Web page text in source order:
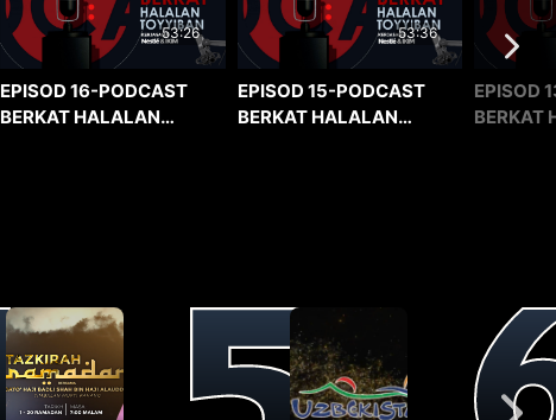
53:26
EPISOD 16-PODCAST
BERKAT HALALAN
53:36
EPISOD 15-PODCAST
BERKAT HALALAN
EPISOD
BERKAT